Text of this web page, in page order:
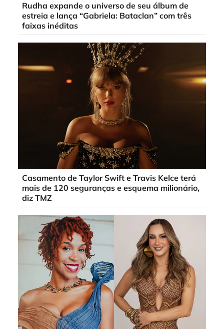
Rudha expande o universo de seu álbum de
estreia e lança “Gabriela: Bataclan” com três
faixas inéditas
Casamento de Taylor Swift e Travis Kelce terá
mais de 120 seguranças e esquema milionário,
diz TMZ